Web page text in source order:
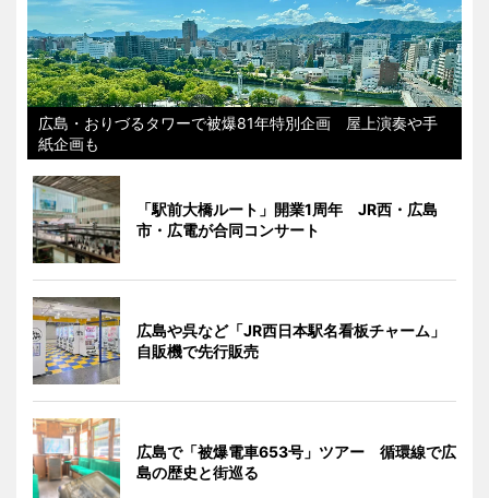
広島・おりづるタワーで被爆81年特別企画 屋上演奏や手
紙企画も
「駅前大橋ルート」開業1周年 JR西・広島
市・広電が合同コンサート
広島や呉など「JR西日本駅名看板チャーム」
自販機で先行販売
広島で「被爆電車653号」ツアー 循環線で広
島の歴史と街巡る